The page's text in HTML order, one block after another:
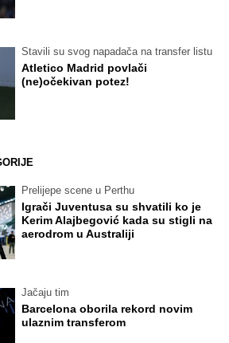
Stavili su svog napadača na transfer listu
Atletico Madrid povlači
(ne)očekivan potez!
Prelijepe scene u Perthu
Igrači Juventusa su shvatili ko je
Kerim Alajbegović kada su stigli na
aerodrom u Australiji
Jačaju tim
Barcelona oborila rekord novim
ulaznim transferom